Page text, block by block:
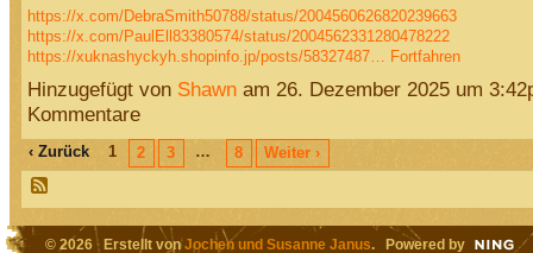
https://x.com/DebraSmith50788/status/2004560626820239663
https://x.com/PaulEll83380574/status/2004562331280478222
https://xuknashyckyh.shopinfo.jp/posts/58327487…
Fortfahren
Hinzugefügt von Shawnam 26. Dezember 2025 um
Kommentare
‹ Zurück 1 2 3 … 8 Weiter ›
© 2026 Erstellt vonJochen und Susanne Janus. Powered by